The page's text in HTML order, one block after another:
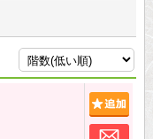
お